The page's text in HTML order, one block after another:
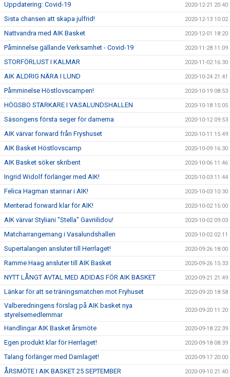
Uppdatering: Covid-19 2020-12-21 20:40
Sista chansen att skapa julfrid! 2020-12-13 10:02
Nattvandra med AIK Basket 2020-12-01 18:20
Påminnelse gällande Verksamhet - Covid-19 2020-11-28 11:09
STORFÖRLUST I KALMAR 2020-11-02 16:30
AIK ALDRIG NÄRA I LUND 2020-10-24 21:41
Påmminelse Höstlovscampen! 2020-10-19 08:53
HÖGSBO STARKARE I VASALUNDSHALLEN 2020-10-18 15:05
Säsongens första seger för damerna 2020-10-12 09:53
AIK värvar forward från Fryshuset 2020-10-11 15:49
AIK Basket Höstlovscamp 2020-10-09 16:30
AIK Basket söker skribent 2020-10-06 11:46
Ingrid Widolf förlänger med AIK! 2020-10-03 11:44
Felica Hagman stannar i AIK! 2020-10-03 10:30
Meriterad forward klar för AIK! 2020-10-02 15:00
AIK värvar Styliani "Stella" Gavriilidou! 2020-10-02 09:03
Matcharrangemang i Vasalundshallen 2020-10-02 02:11
Supertalangen ansluter till Herrlaget! 2020-09-26 18:00
Ramme Haag ansluter till AIK Basket 2020-09-26 15:33
NYTT LÅNGT AVTAL MED ADIDAS FÖR AIK BASKET 2020-09-21 21:49
Länkar för att se träningsmatchen mot Fryhuset 2020-09-20 18:58
Valberedningens förslag på AIK basket nya
styrelsemedlemmar
2020-09-20 11:20
Handlingar AIK Basket årsmöte 2020-09-18 22:39
Egen produkt klar för Herrlaget! 2020-09-18 08:39
Talang förlänger med Damlaget! 2020-09-17 20:00
ÅRSMÖTE I AIK BASKET 25 SEPTEMBER 2020-09-10 21:40